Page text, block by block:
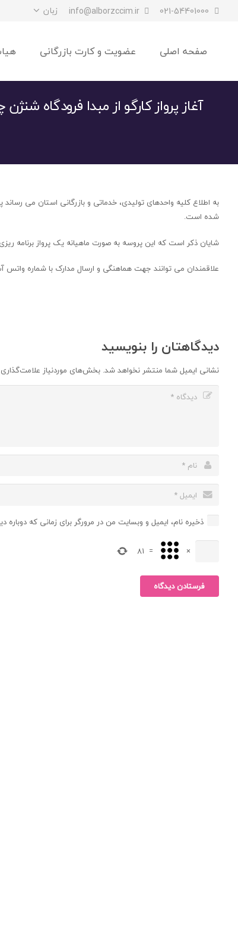
021-54401000
info@alborzccim.ir زبان
صفحه اصلی عضویت و کارت بازرگانی
آغاز پرواز کارگو از مبدا فرودگاه
شده است.
شایان ذکر است که این پروسه به صورت ماهیانه یک پرواز برنامه
علاقمندان می توانند جهت هماهنگی و ارسال مدارک با شماره واتس آپ ۰۹۳۵۷۷۷۸۴۵۹ و کسب اطلاعات بیشتر با شماره تلفن ۰۹۱۲۷۹۷۰۶۳۴ تماس حاصل
دیدگاهتان را بنویسید
نشانی ایمیل شما منتشر نخواهد شد. بخش‌های موردنیاز
ذخیره نام، ایمیل و وبسایت من در مرورگر برای زمانی که
×
=
81
فرستادن دیدگاه